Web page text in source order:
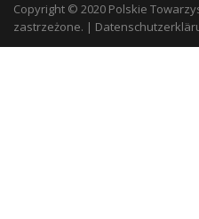
Copyright © 2020 Polskie
zastrzeżone. |